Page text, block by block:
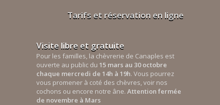
Tarifs et réservation en ligne
Visite libre et gratuite
Pour les familles, la chèvrerie de Canaples est
ouverte au public du 15 mars au 30 octobre
chaque mercredi de 14h à 19h. Vous pourrez
vous promener à coté des chèvres, voir nos
cochons ou encore notre âne. Attention fermée
de novembre à Mars